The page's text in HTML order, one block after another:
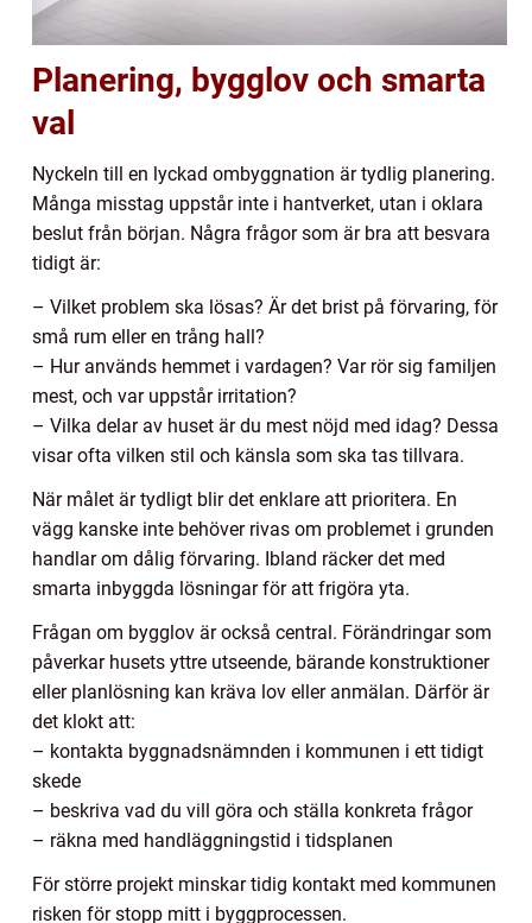
Planering, bygglov och smarta
val
Nyckeln till en lyckad ombyggnation är tydlig planering.
Många misstag uppstår inte i hantverket, utan i oklara
beslut från början. Några frågor som är bra att besvara
tidigt är:
– Vilket problem ska lösas? Är det brist på förvaring, för
små rum eller en trång hall?
– Hur används hemmet i vardagen? Var rör sig familjen
mest, och var uppstår irritation?
– Vilka delar av huset är du mest nöjd med idag? Dessa
visar ofta vilken stil och känsla som ska tas tillvara.
När målet är tydligt blir det enklare att prioritera. En
vägg kanske inte behöver rivas om problemet i grunden
handlar om dålig förvaring. Ibland räcker det med
smarta inbyggda lösningar för att frigöra yta.
Frågan om bygglov är också central. Förändringar som
påverkar husets yttre utseende, bärande konstruktioner
eller planlösning kan kräva lov eller anmälan. Därför är
det klokt att:
– kontakta byggnadsnämnden i kommunen i ett tidigt
skede
– beskriva vad du vill göra och ställa konkreta frågor
– räkna med handläggningstid i tidsplanen
För större projekt minskar tidig kontakt med kommunen
risken för stopp mitt i byggprocessen.